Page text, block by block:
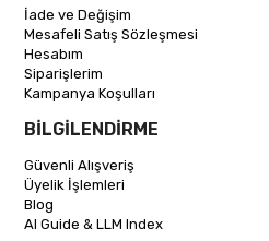
İade ve Değişim
Mesafeli Satış Sözleşmesi
Hesabım
Siparişlerim
Kampanya Koşulları
BİLGİLENDİRME
Güvenli Alışveriş
Üyelik İşlemleri
Blog
AI Guide & LLM Index